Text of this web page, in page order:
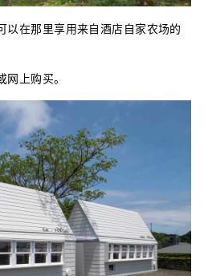
以在那里享用来自酒店自家农场的
上购买。